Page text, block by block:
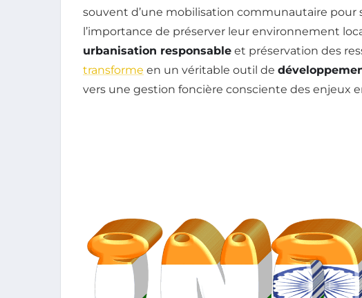
souvent d’une mobilisation communautaire pour
l’importance de préserver leur environnement
urbanisation responsable et préservation des
transforme en un véritable outil de
vers une gestion foncière consciente des enjeux